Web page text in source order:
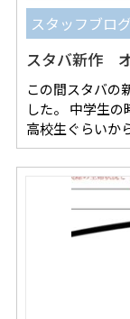
スタッフブログ
スタバ新作
この間スタバの
した。 中学生の
高校生ぐらい